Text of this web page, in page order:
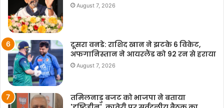
August 7, 2026
दूसरा वनडे: राशिद खान ने झटके 6 विकेट,
अफगानिस्तान ने आयरलैंड को 92 रन से हराया
August 7, 2026
तमिलनाडु बजट को भाजपा ने बताया